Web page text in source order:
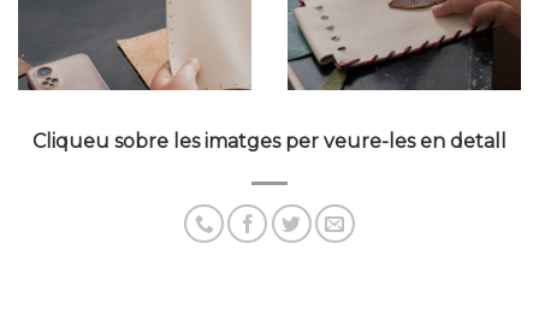
Cliqueu sobre les imatges per veure-les en detall